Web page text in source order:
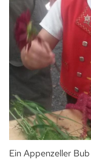
Ein Appenzeller